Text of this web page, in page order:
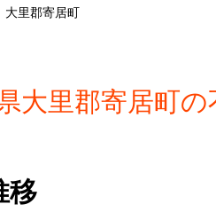
大里郡寄居町
大里郡寄居町
移